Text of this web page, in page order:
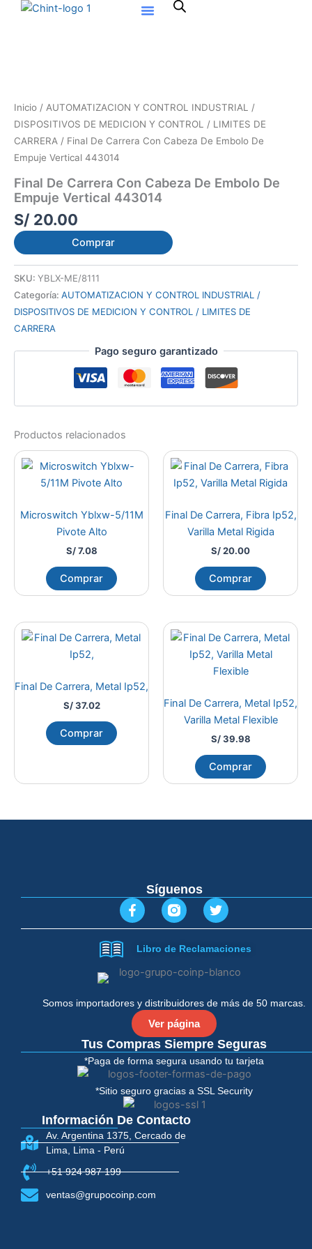
Inicio / AUTOMATIZACION Y CONTROL INDUSTRIAL /
DISPOSITIVOS DE MEDICION Y CONTROL / LIMITES DE
CARRERA / Final De Carrera Con Cabeza De Embolo De
Empuje Vertical 443014
Final De Carrera Con Cabeza De Embolo De
Empuje Vertical 443014
S/ 20.00
Comprar
SKU: YBLX-ME/8111
Categoría: AUTOMATIZACION Y CONTROL INDUSTRIAL /
DISPOSITIVOS DE MEDICION Y CONTROL / LIMITES DE
CARRERA
Pago seguro garantizado
Productos relacionados
Microswitch Yblxw-5/11M
Pivote Alto
S/7.08
Comprar
Final De Carrera, Fibra Ip52,
Varilla Metal Rigida
S/20.00
Comprar
Final De Carrera, Metal Ip52,
S/37.02
Comprar
Final De Carrera, Metal Ip52,
Varilla Metal Flexible
S/39.98
Comprar
Somos importadores y distribuidores de más de 50 marcas.
Ver página
Tus Compras Siempre Seguras
*Paga de forma segura usando tu tarjeta
*Sitio seguro gracias a SSL Security
Información De Contacto
Av. Argentina 1375, Cercado de
Lima, Lima - Perú
+51 924 987 199
ventas@grupocoinp.com
Síguenos
F
a
c
b
o
-
f
T
w
i
t
e
r
Libro de Reclamaciones